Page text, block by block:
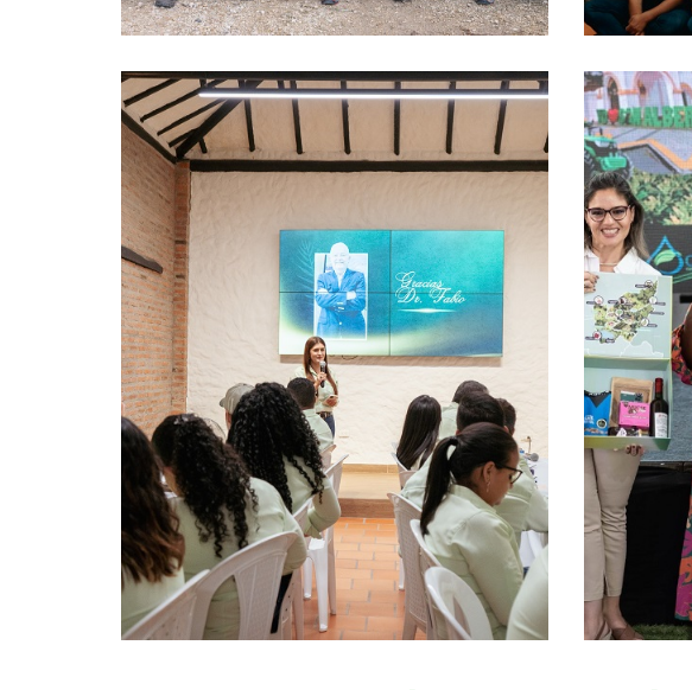
¡Nuestra fuerza colectiva
nos hace crecer! La USP
evoluciona a Dirección
Para seguir avanzando con paso firme y
responder con excelencia a las necesidades
del agro, Palmas del Cesar ha tomado una
decisión clave: la Unidad de Servicio al
Palmicultor da un paso importante y se
convierte en la Dirección de la Unidad de
Servicio al Palmicultor (USP).
Entre
En el
Padre, el
espacio
a
uno de
ser